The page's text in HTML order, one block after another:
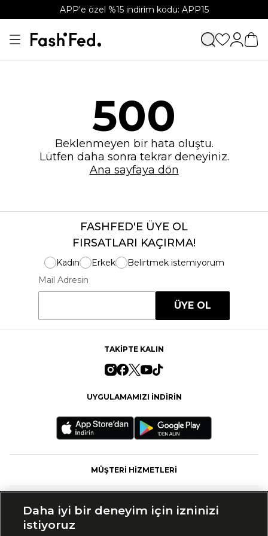
APP'e özel %15 indirim kodu: APP15
500
Beklenmeyen bir hata oluştu.
Lütfen daha sonra tekrar deneyiniz.
Ana sayfaya dön
FASHFED'E ÜYE OL
FIRSATLARI KAÇIRMA!
Kadın Erkek
Belirtmek istemiyorum
Mail Adresin
ÜYE OL
TAKİPTE KALIN
UYGULAMAMIZI İNDİRİN
MÜŞTERİ HİZMETLERİ
Daha iyi bir deneyim için izninizi
istiyoruz